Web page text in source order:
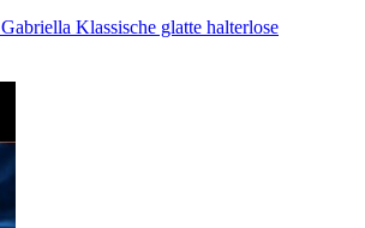
Gabriella Klassische glatte halterlose